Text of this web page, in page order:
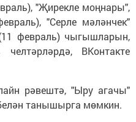
"Җирекле моңнары",
"Серле мәләнчек"
февраль) чыгышларын,
ВКонтакте
рәвештә, "Ыру агачы"
танышырга мөмкин.